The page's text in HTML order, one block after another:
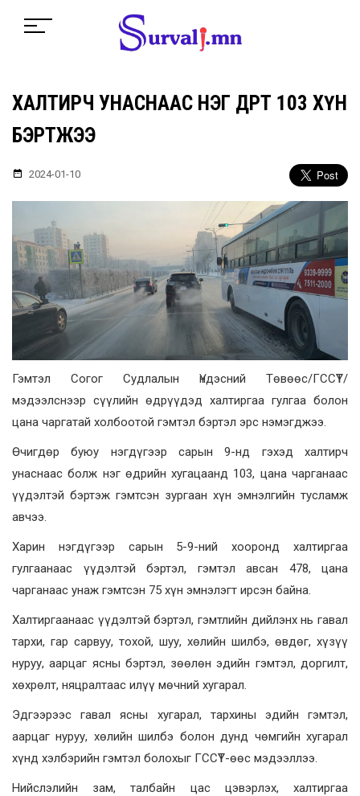
ХАЛТИРЧ УНАСНААС НЭГ ӨДӨРТ 103 ХҮН
БЭРТЖЭЭ
2024-01-10
Гэмтэл Согог Судлалын Үндэсний Төвөөс/ГССҮТ/
мэдээлснээр сүүлийн өдрүүдэд халтиргаа гулгаа болон
цана чаргатай холбоотой гэмтэл бэртэл эрс нэмэгджээ.
Өчигдөр буюу нэгдүгээр сарын 9-нд гэхэд халтирч
унаснаас болж нэг өдрийн хугацаанд 103, цана чарганаас
үүдэлтэй бэртэж гэмтсэн зургаан хүн эмнэлгийн тусламж
авчээ.
Харин нэгдүгээр сарын 5-9-ний хооронд халтиргаа
гулгаанаас үүдэлтэй бэртэл, гэмтэл авсан 478, цана
чарганаас унаж гэмтсэн 75 хүн эмнэлэгт ирсэн байна.
Халтиргаанаас үүдэлтэй бэртэл, гэмтлийн дийлэнх нь гавал
тархи, гар сарвуу, тохой, шуу, хөлийн шилбэ, өвдөг, хүзүү
нуруу, аарцаг ясны бэртэл, зөөлөн эдийн гэмтэл, доргилт,
хөхрөлт, няцралтаас илүү мөчний хугарал.
Эдгээрээс гавал ясны хугарал, тархины эдийн гэмтэл,
аарцаг нуруу, хөлийн шилбэ болон дунд чөмгийн хугарал
хүнд хэлбэрийн гэмтэл болохыг ГССҮТ-өөс мэдээллээ.
Нийслэлийн зам, талбайн цас цэвэрлэх, халтиргаа